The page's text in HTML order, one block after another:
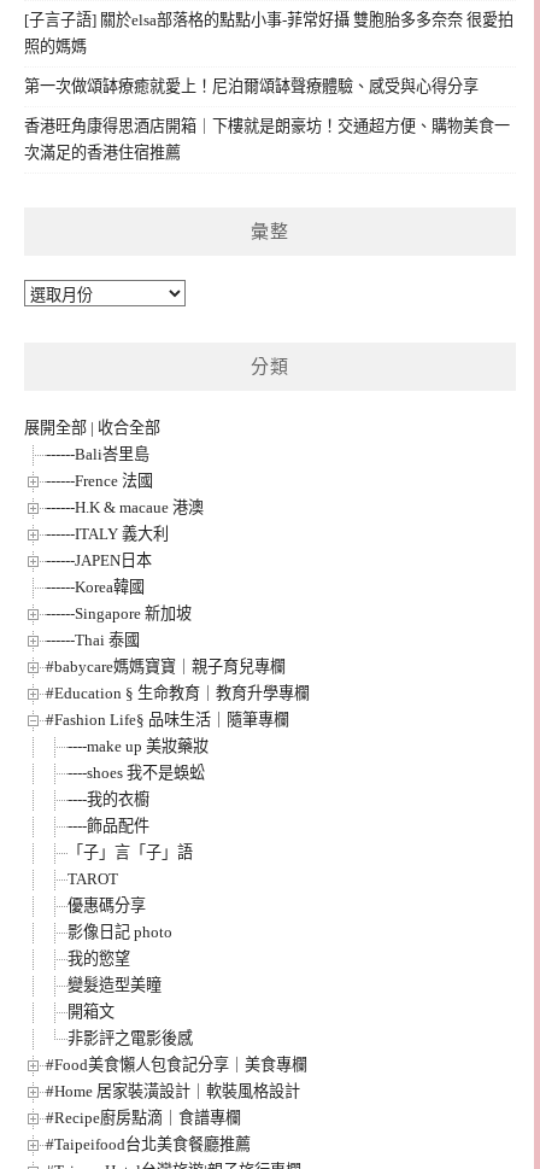
[子言子語] 關於elsa部落格的點點小事-菲常好攝 雙胞胎多多奈奈 很愛拍
照的媽媽
第一次做頌缽療癒就愛上！尼泊爾頌缽聲療體驗、感受與心得分享
香港旺角康得思酒店開箱｜下樓就是朗豪坊！交通超方便、購物美食一
次滿足的香港住宿推薦
彙整
彙
分類
展開全部 | 收合全部
------Bali峇里島
------Frence 法國
------H.K & macaue 港澳
------ITALY 義大利
------JAPEN日本
------Korea韓國
------Singapore 新加坡
------Thai 泰國
#babycare媽媽寶寶｜親子育兒專欄
#Education § 生命教育｜教育升學專欄
#Fashion Life§ 品味生活｜隨筆專欄
----make up 美妝藥妝
----shoes 我不是蜈蚣
----我的衣櫥
----飾品配件
「子」言「子」語
TAROT
優惠碼分享
影像日記 photo
我的慾望
變髮造型美瞳
開箱文
非影評之電影後感
#Food美食懶人包食記分享｜美食專欄
#Home 居家裝潢設計｜軟裝風格設計
#Recipe廚房點滴｜食譜專欄
#Taipeifood台北美食餐廳推薦